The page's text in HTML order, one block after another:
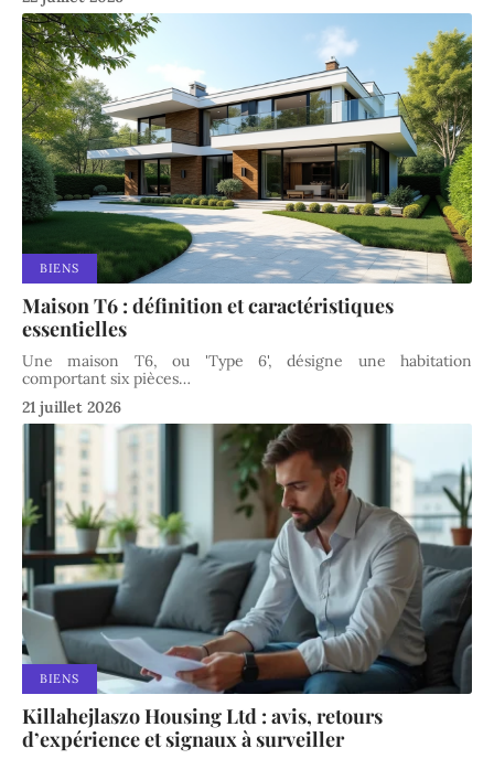
BIENS
Maison T6 : définition et caractéristiques
essentielles
Une maison T6, ou 'Type 6', désigne une habitation
comportant six pièces…
21 juillet 2026
BIENS
Killahejlaszo Housing Ltd : avis, retours
d’expérience et signaux à surveiller